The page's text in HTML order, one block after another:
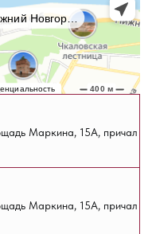
Маркина, 15А, причал
Маркина, 15А, причал